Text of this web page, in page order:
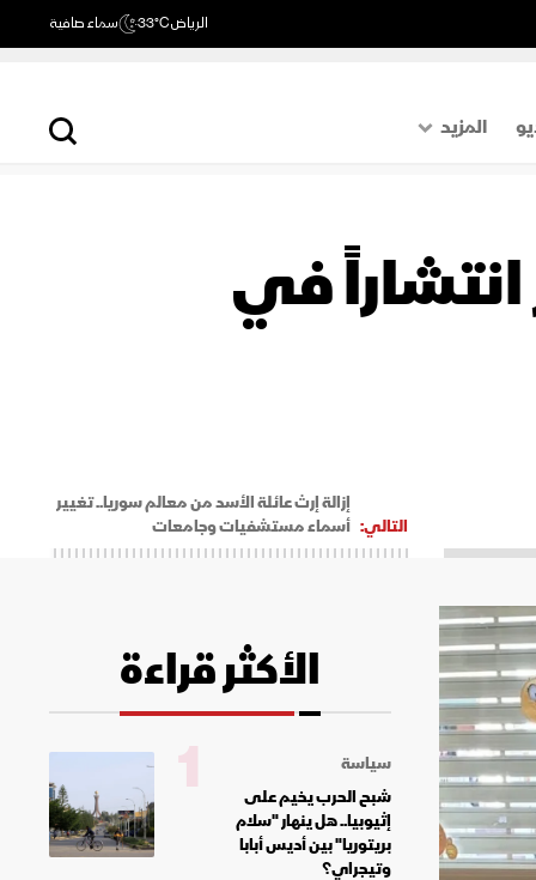
الرياض33°C سماء صافية
المزيد
اقتصاد
في
التالي:
إزالة إرث عائلة الأسد من معالم سوريا.. تغيير
أسماء مستشفيات وجامعات
الأكثر قراءة
سياسة
شبح الحرب يخيم على
إثيوبيا.. هل ينهار "سلام
بريتوريا" بين أديس أبابا
وتيجراي؟
1